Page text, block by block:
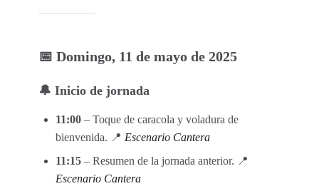
📅 Domingo, 11 de mayo de 2025
🔔 Inicio de jornada
11:00– Toque de caracola y voladura de
bienvenida. 📍 Escenario Cantera
11:15– Resumen de la jornada anterior. 📍
Escenario Cantera